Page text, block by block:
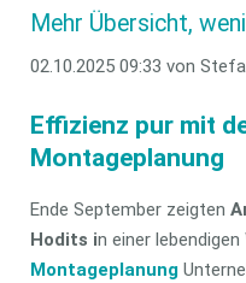
Mehr Übersicht,
02.10.2025 09:33 von
Effizienz pur mit
Montageplanung
Ende September zeigten
Hodits in einer
Montageplanung